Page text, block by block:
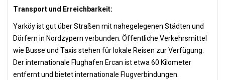
Transport und Erreichbarkeit:
Yarköy ist gut über Straßen mit nahegelegenen Städten und
Dörfern in Nordzypern verbunden. Öffentliche Verkehrsmittel
wie Busse und Taxis stehen für lokale Reisen zur Verfügung.
Der internationale Flughafen Ercan ist etwa 60 Kilometer
entfernt und bietet internationale Flugverbindungen.